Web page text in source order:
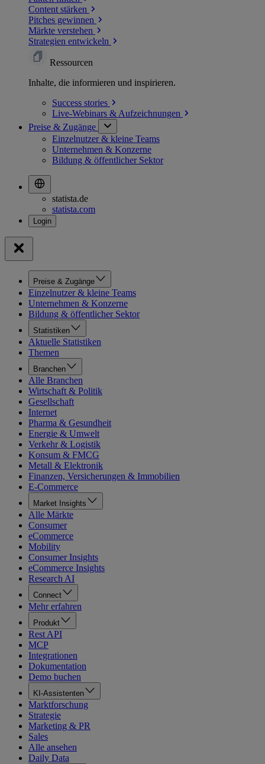
Content stärken
Pitches gewinnen
Märkte verstehen
Strategien entwickeln
Ressourcen
Inhalte, die informieren und inspirieren.
Success stories
Live-Webinars & Aufzeichnungen
Preise & Zugänge
Einzelnutzer & kleine Teams
Unternehmen & Konzerne
Bildung & öffentlicher Sektor
statista.de
statista.com
Preise & Zugänge
Einzelnutzer & kleine Teams
Unternehmen & Konzerne
Bildung & öffentlicher Sektor
Statistiken
Aktuelle Statistiken
Themen
Branchen
Alle Branchen
Wirtschaft & Politik
Gesellschaft
Internet
Pharma & Gesundheit
Energie & Umwelt
Verkehr & Logistik
Konsum & FMCG
Metall & Elektronik
Finanzen, Versicherungen & Immobilien
E-Commerce
Market Insights
Alle Märkte
Consumer
eCommerce
Mobility
Consumer Insights
eCommerce Insights
Research AI
Connect
Mehr erfahren
Produkt
Rest API
MCP
Integrationen
Dokumentation
Demo buchen
KI-Assistenten
Marktforschung
Strategie
Marketing & PR
Sales
Alle ansehen
Daily Data